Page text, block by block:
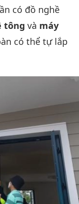
có đồ nghề
tông và máy
có thể tự lắp